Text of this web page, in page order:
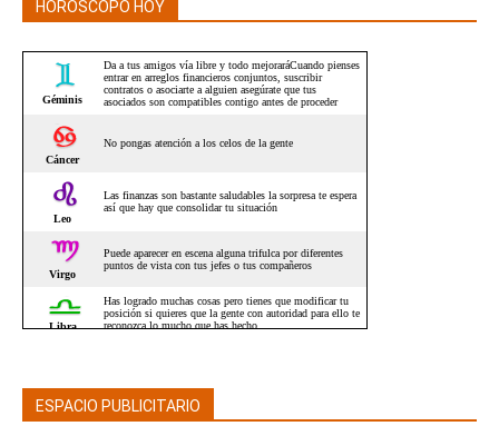
HOROSCOPO HOY
ESPACIO PUBLICITARIO